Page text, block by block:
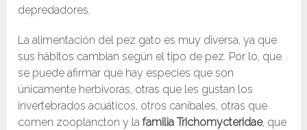
depredadores.
La alimentación del pez gato es muy diversa, ya que
sus hábitos cambian según el tipo de pez. Por lo, que
se puede afirmar que hay especies que son
únicamente herbívoras, otras que les gustan los
invertebrados acuáticos, otros caníbales, otras que
comen zooplancton y lafamilia Trichomycteridae, que